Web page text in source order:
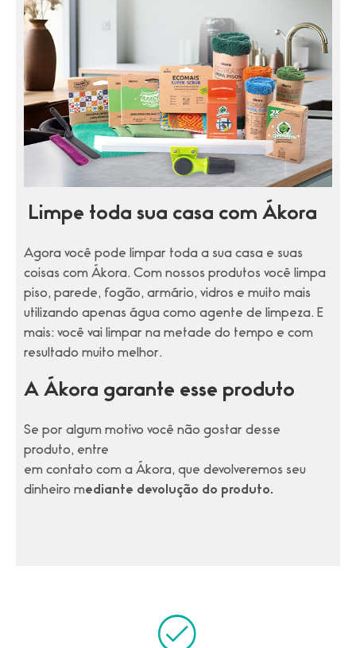
Limpe toda sua casa com Ákora
Agora você pode limpar toda a sua casa e suas
coisas com Ákora. Com nossos produtos você limpa
piso, parede, fogão, armário, vidros e muito mais
utilizando apenas água como agente de limpeza. E
mais: você vai limpar na metade do tempo e com
resultado muito melhor.
A Ákora garante esse produto
Se por algum motivo você não gostar desse
produto, entre
em contato com a Ákora, que devolveremos seu
dinheiro mediante devolução do produto.